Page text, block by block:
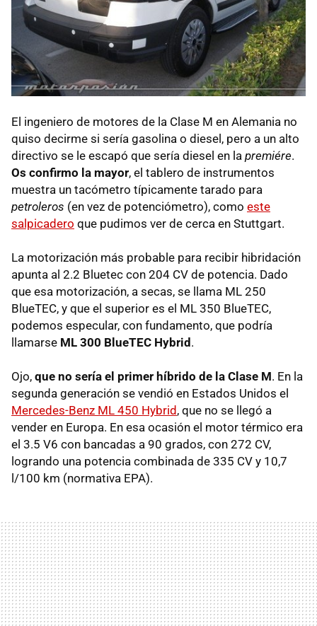
El ingeniero de motores de la Clase M en Alemania no
quiso decirme si sería gasolina o diesel, pero a un alto
directivo se le escapó que sería diesel en la premiére.
Os confirmo la mayor, el tablero de instrumentos
muestra un tacómetro típicamente tarado para
petroleros (en vez de potenciómetro), como este
salpicadero que pudimos ver de cerca en Stuttgart.
La motorización más probable para recibir hibridación
apunta al 2.2 Bluetec con 204 CV de potencia. Dado
que esa motorización, a secas, se llama ML 250
BlueTEC, y que el superior es el ML 350 BlueTEC,
podemos especular, con fundamento, que podría
llamarse ML 300 BlueTEC Hybrid.
Ojo, que no sería el primer híbrido de la Clase M. En la
segunda generación se vendió en Estados Unidos el
Mercedes-Benz ML 450 Hybrid, que no se llegó a
vender en Europa. En esa ocasión el motor térmico era
el 3.5 V6 con bancadas a 90 grados, con 272 CV,
logrando una potencia combinada de 335 CV y 10,7
l/100 km (normativa EPA).